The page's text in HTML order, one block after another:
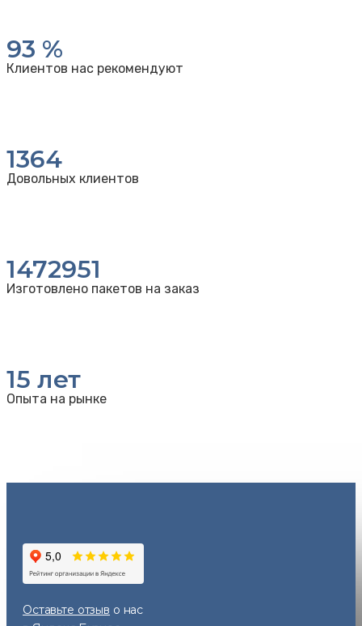
93 %
Клиентов нас рекомендуют
1364
Довольных клиентов
1472951
Изготовлено пакетов на заказ
15 лет
Опыта на рынке
Оставьте отзыв о нас